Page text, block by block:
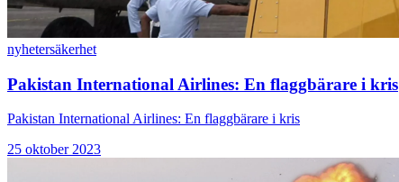
nyhetersäkerhet
Pakistan International Airlines: En flaggbärare i kris
Pakistan International Airlines: En flaggbärare i kris
25 oktober 2023